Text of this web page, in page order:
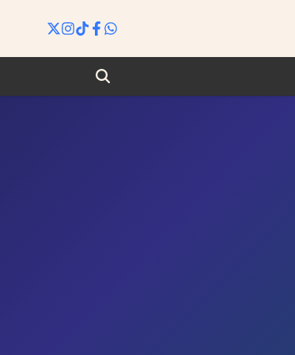
Search